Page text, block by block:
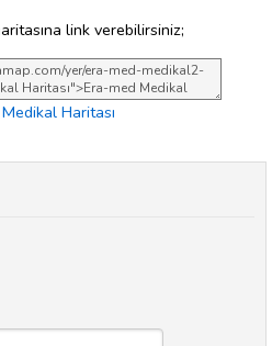
link verebilirsiniz;
Haritası